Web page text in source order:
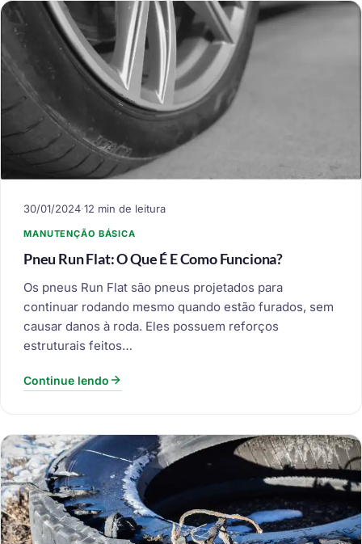
30/01/2024·12 min de leitura
MANUTENÇÃO BÁSICA
Pneu Run Flat: O Que É E Como Funciona?
Os pneus Run Flat são pneus projetados para
continuar rodando mesmo quando estão furados, sem
causar danos à roda. Eles possuem reforços
estruturais feitos…
Continue lendo